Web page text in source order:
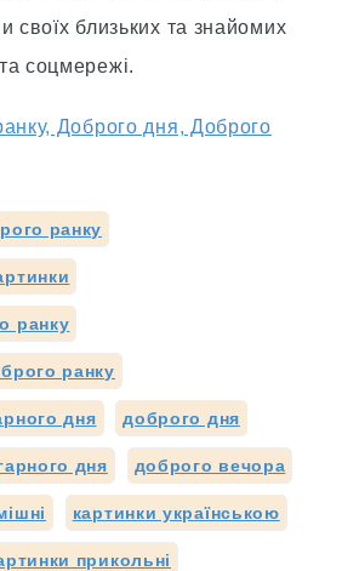
своїх близьких та знайомих
соцмережі.
Доброго дня, Доброго
ранку
ранку
ранку
дня доброго дня
дня доброго вечора
картинки українською
прикольні